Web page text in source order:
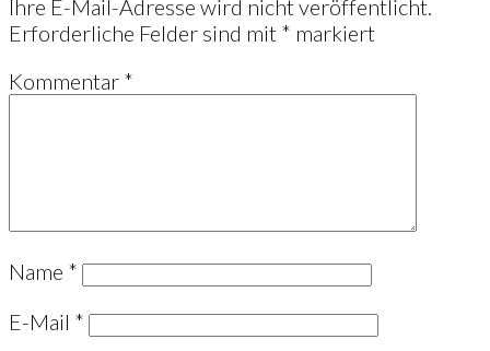
Ihre E-Mail-Adresse wird nicht veröffentlicht.
Erforderliche Felder sind mit * markiert
Kommentar *
Name *
E-Mail *